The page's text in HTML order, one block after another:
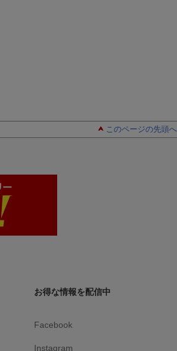
このページの先頭へ
お得な情報を配信中
Facebook
Instagram